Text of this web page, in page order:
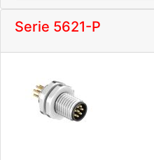
Serie 5621-P